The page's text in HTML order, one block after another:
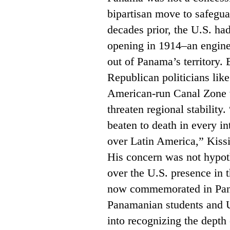
bipartisan move to
decades prior, the U.S.
opening in 1914–an
out of Panama’s territory.
Republican politicians
American-run Canal
threaten regional
beaten to death in every
over Latin America,”
His concern was not
over the U.S. presence in
now commemorated in
Panamanian students
into recognizing the